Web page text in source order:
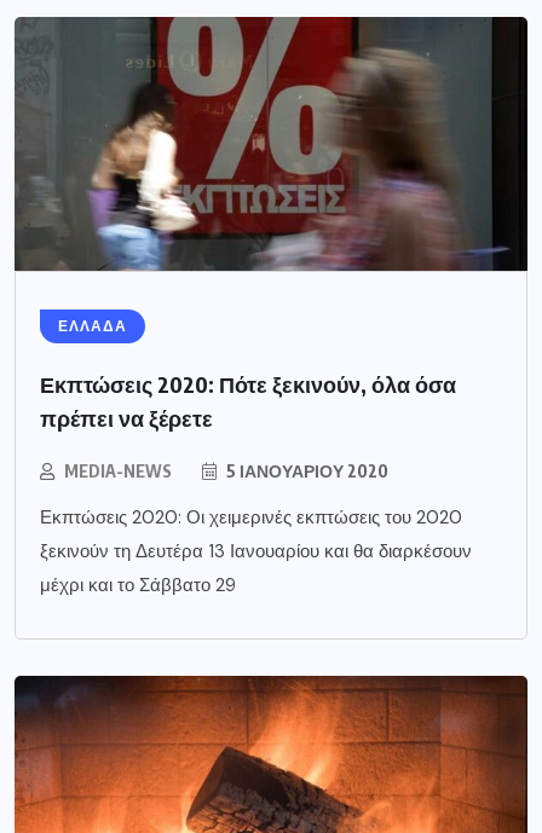
ΕΛΛΑΔΑ
Εκπτώσεις 2020: Πότε ξεκινούν, όλα όσα
πρέπει να ξέρετε
MEDIA-NEWS 5 ΙΑΝΟΥΑΡΊΟΥ 2020
Εκπτώσεις 2020: Οι χειμερινές εκπτώσεις του 2020
ξεκινούν τη Δευτέρα 13 Ιανουαρίου και θα διαρκέσουν
μέχρι και το Σάββατο 29